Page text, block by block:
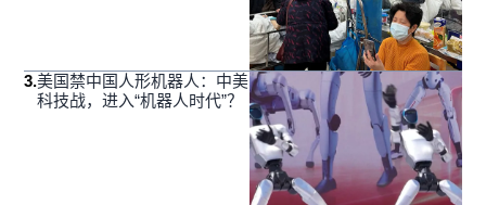
3.美国禁中国人形机器人：中美
科技战，进入“机器人时代”？